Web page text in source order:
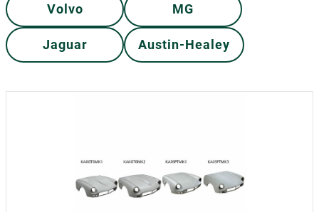
Volvo MG
Jaguar Austin-Healey